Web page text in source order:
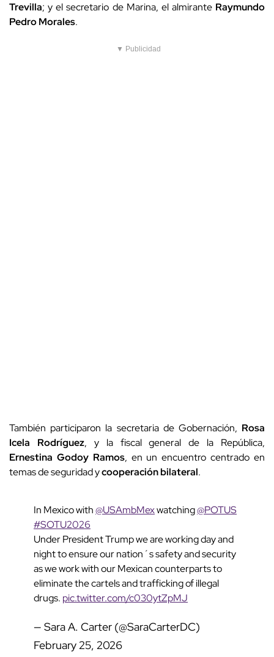
Trevilla; y el secretario de Marina, el almirante Raymundo
Pedro Morales.
▼ Publicidad
También participaron la secretaria de Gobernación, Rosa
Icela Rodríguez, y la fiscal general de la República,
Ernestina Godoy Ramos, en un encuentro centrado en
temas de seguridad ycooperación bilateral.
In Mexico with@USAmbMexwatching@POTUS
#SOTU2026
Under President Trump we are working day and
night to ensure our nation´s safety and security
as we work with our Mexican counterparts to
eliminate the cartels and trafficking of illegal
drugs. pic.twitter.com/c030ytZpMJ
— Sara A. Carter (@SaraCarterDC)
February 25, 2026